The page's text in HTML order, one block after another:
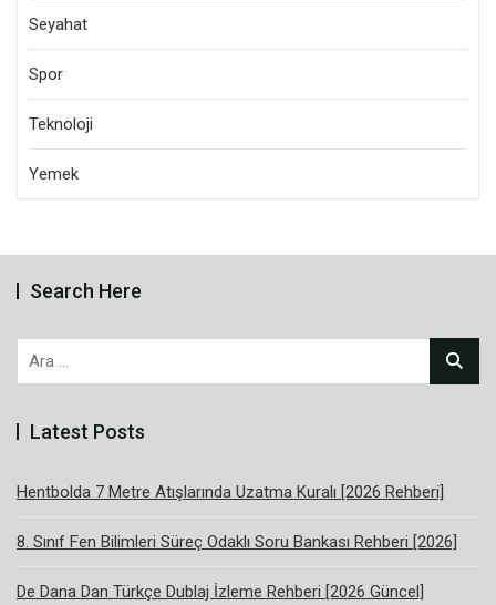
Seyahat
Spor
Teknoloji
Yemek
Search Here
Arama:
Latest Posts
Hentbolda 7 Metre Atışlarında Uzatma Kuralı [2026 Rehberi]
8. Sınıf Fen Bilimleri Süreç Odaklı Soru Bankası Rehberi [2026]
De Dana Dan Türkçe Dublaj İzleme Rehberi [2026 Güncel]